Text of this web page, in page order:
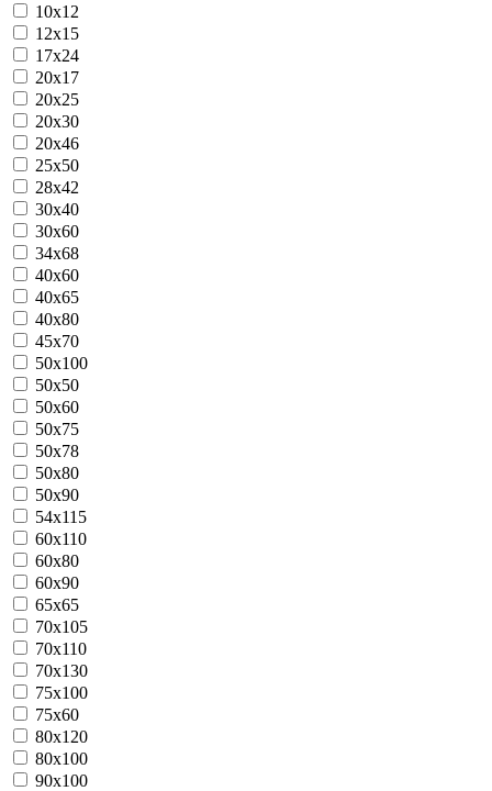
10x12
12x15
17x24
20x17
20x25
20x30
20x46
25x50
28x42
30x40
30x60
34x68
40x60
40x65
40x80
45x70
50x100
50x50
50x60
50x75
50x78
50x80
50x90
54x115
60x110
60x80
60x90
65x65
70x105
70x110
70x130
75x100
75x60
80x120
80х100
90x100